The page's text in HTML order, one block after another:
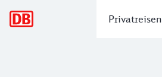
Privatreisen